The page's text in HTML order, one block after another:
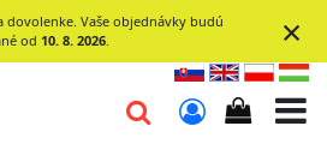
dovolenke. Vaše objednávky budú
od 10. 8. 2026. ×